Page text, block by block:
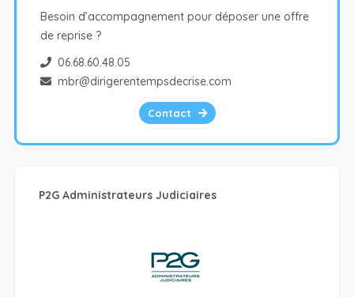
Besoin d’accompagnement pour déposer une offre
de reprise ?
06.68.60.48.05
mbr@dirigerentempsdecrise.com
Contact
P2G Administrateurs Judiciaires